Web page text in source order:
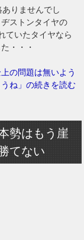
りませんでし
ストンタイヤの
ていたタイヤなら
・・・
の問題は無いよう
ね」の続きを読む
勢はもう崖
てない